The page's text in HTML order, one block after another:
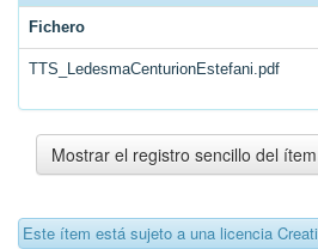
Fichero
TTS_LedesmaCenturionEstefani.pdf
Mostrar el registro sencillo del ítem
Este ítem está sujeto a una licencia